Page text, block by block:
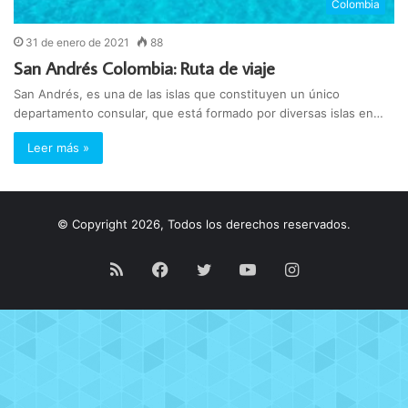
Colombia
31 de enero de 2021 88
San Andrés Colombia: Ruta de viaje
San Andrés, es una de las islas que constituyen un único
departamento consular, que está formado por diversas islas en…
Leer más »
© Copyright 2026, Todos los derechos reservados.
RSS Facebook
TwitterYouTubeInstagram